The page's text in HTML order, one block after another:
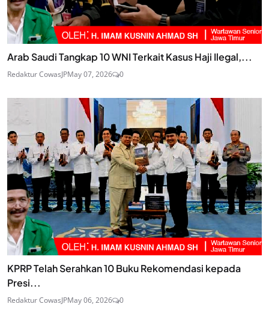
Arab Saudi Tangkap 10 WNI Terkait Kasus Haji Ilegal,...
Redaktur CowasJPMay 07, 2026 0
KPRP Telah Serahkan 10 Buku Rekomendasi kepada
Presi...
Redaktur CowasJPMay 06, 2026 0